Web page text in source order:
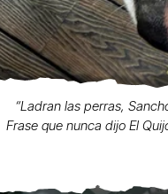
“Ladran las perras,
Frase que nunca dijo El